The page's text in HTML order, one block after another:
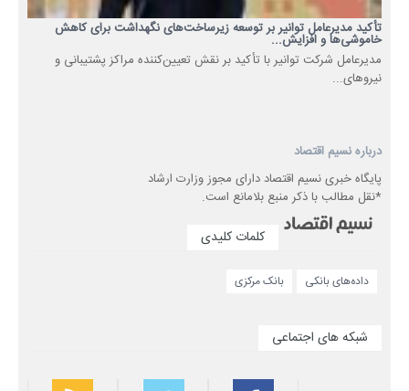
تأکید مدیرعامل توانیر بر توسعه زیرساخت‌های نگهداشت برای کاهش
خاموشی‌ها و افزایش...
مدیرعامل شرکت توانیر با تأکید بر نقش تعیین‌کننده مراکز پشتیبانی و
نیروهای...
درباره نسیم اقتصاد
پایگاه خبری نسیم اقتصاد دارای مجوز وزارت ارشاد
*نقل مطالب با ذکر منبع بلامانع است.
کلمات کلیدی
داده‌های بانکی بانک مرکزی
شبکه های اجتماعی